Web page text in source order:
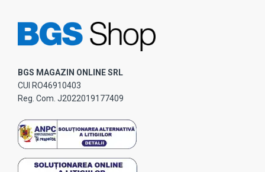
BGS MAGAZIN ONLINE SRL
CUI RO46910403
Reg. Com. J2022019177409